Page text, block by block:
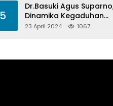
5
Dr.Basuki Agus
Dinamika Kegaduhan
Komunikasi Politik Jelang
23 April 2024 1067